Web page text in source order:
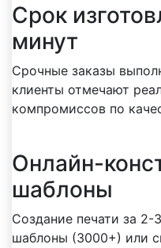
Срок
минут
Срочные заказы
клиенты отмечают
компромиссов по
Онлайн-
шаблоны
Создание печати за 2-
шаблоны (3000+) или